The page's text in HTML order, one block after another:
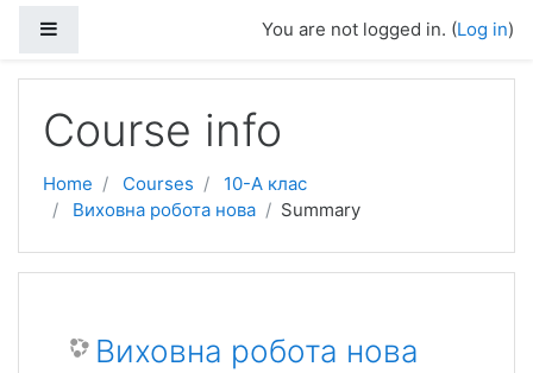
You are not logged in. (Log in)
Course info
Home Courses
10-А клас
Виховна робота нова
Summary
Виховна робота нова